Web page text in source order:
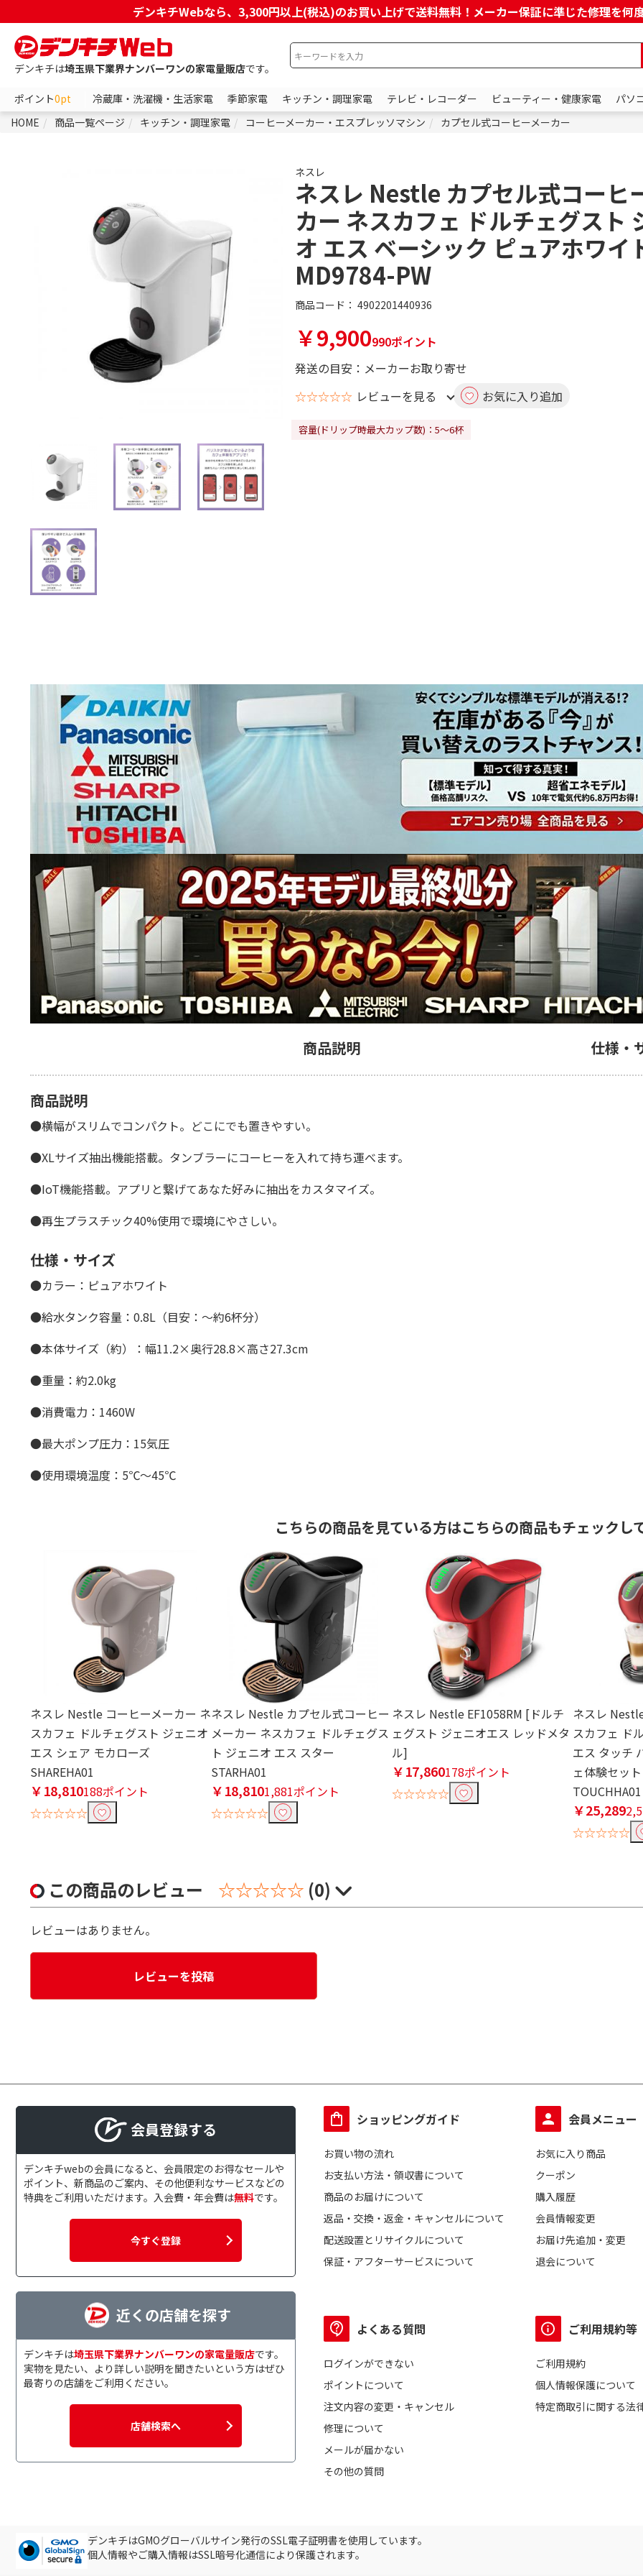
デンキチWebなら、3,300円以上(税込)のお買い上げで送料無料！メーカー保証に準じた修理を何
デンキチは埼玉県下業界ナンバーワンの家電量販店です。
ポイント0pt 冷蔵庫・洗濯機・生活家電 季節家電 キッチン・調理家電 テレビ・レコーダー ビューティー・健康家電
パソ
HOME
商品一覧ページ キッチン・調理家電 コーヒーメーカー・エスプレッソマシン カプセル式コーヒーメーカー
ネスレ
ネスレ Nestle カプセル式コーヒ
カー ネスカフェ ドルチェグスト
オ エス ベーシック ピュアホワイ
MD9784-PW
商品コード： 4902201440936
￥9,900990ポイント
発送の目安：メーカーお取り寄せ
☆☆☆☆☆ レビューを見る お気に入り追加
容量(ドリップ時最大カップ数)：5～6杯
商品説明 仕様・
商品説明
●横幅がスリムでコンパクト。どこにでも置きやすい。
●XLサイズ抽出機能搭載。タンブラーにコーヒーを入れて持ち運べます。
●IoT機能搭載。アプリと繋げてあなた好みに抽出をカスタマイズ。
●再生プラスチック40%使用で環境にやさしい。
仕様・サイズ
●カラー：ピュアホワイト
●給水タンク容量：0.8L（目安：〜約6杯分）
●本体サイズ（約）：幅11.2×奥行28.8×高さ27.3cm
●重量：約2.0kg
●消費電力：1460W
●最大ポンプ圧力：15気圧
●使用環境温度：5℃〜45℃
こちらの商品を見ている方はこちらの商品もチェックし
ネスレ Nestle コーヒーメーカー ネ
スカフェ ドルチェグスト ジェニオ
エス シェア モカローズ
SHAREHA01
￥18,810188ポイント
☆☆☆☆☆
ネスレ Nestle カプセル式コーヒー
メーカー ネスカフェ ドルチェグス
ト ジェニオ エス スター
STARHA01
￥18,8101,881ポイント
☆☆☆☆☆
ネスレ Nestle EF1058RM [ドルチ
ェグスト ジェニオエス レッドメタ
ル]
￥17,860178ポイント
☆☆☆☆☆
ネスレ
スカフェ ド
エス タッチ
ェ体験セッ
TOUCHHA01
￥25,289
☆☆☆☆☆
この商品のレビュー ☆☆☆☆☆ (0)
レビューはありません。
レビューを投稿
会員登録する
デンキチwebの会員になると、会員限定のお得なセールや
ポイント、新商品のご案内、その他便利なサービスなどの
特典をご利用いただけます。入会費・年会費は無料です。
今すぐ登録
近くの店舗を探す
デンキチは埼玉県下業界ナンバーワンの家電量販店です。
実物を見たい、より詳しい説明を聞きたいという方はぜひ
最寄りの店舗をご利用ください。
店舗検索へ
ショッピングガイド
お買い物の流れ
お支払い方法・領収書について
商品のお届けについて
返品・交換・返金・キャンセルについて
配送設置とリサイクルについて
保証・アフターサービスについて
会員メニュー
お気に入り商品
クーポン
購入履歴
会員情報変更
お届け先追加・変更
退会について
よくある質問
ログインができない
ポイントについて
注文内容の変更・キャンセル
修理について
メールが届かない
その他の質問
ご利用規約等
ご利用規約
個人情報保護について
特定商取引に関する法
デンキチはGMOグローバルサイン発行のSSL電子証明書を使用しています。
個人情報やご購入情報はSSL暗号化通信により保護されます。